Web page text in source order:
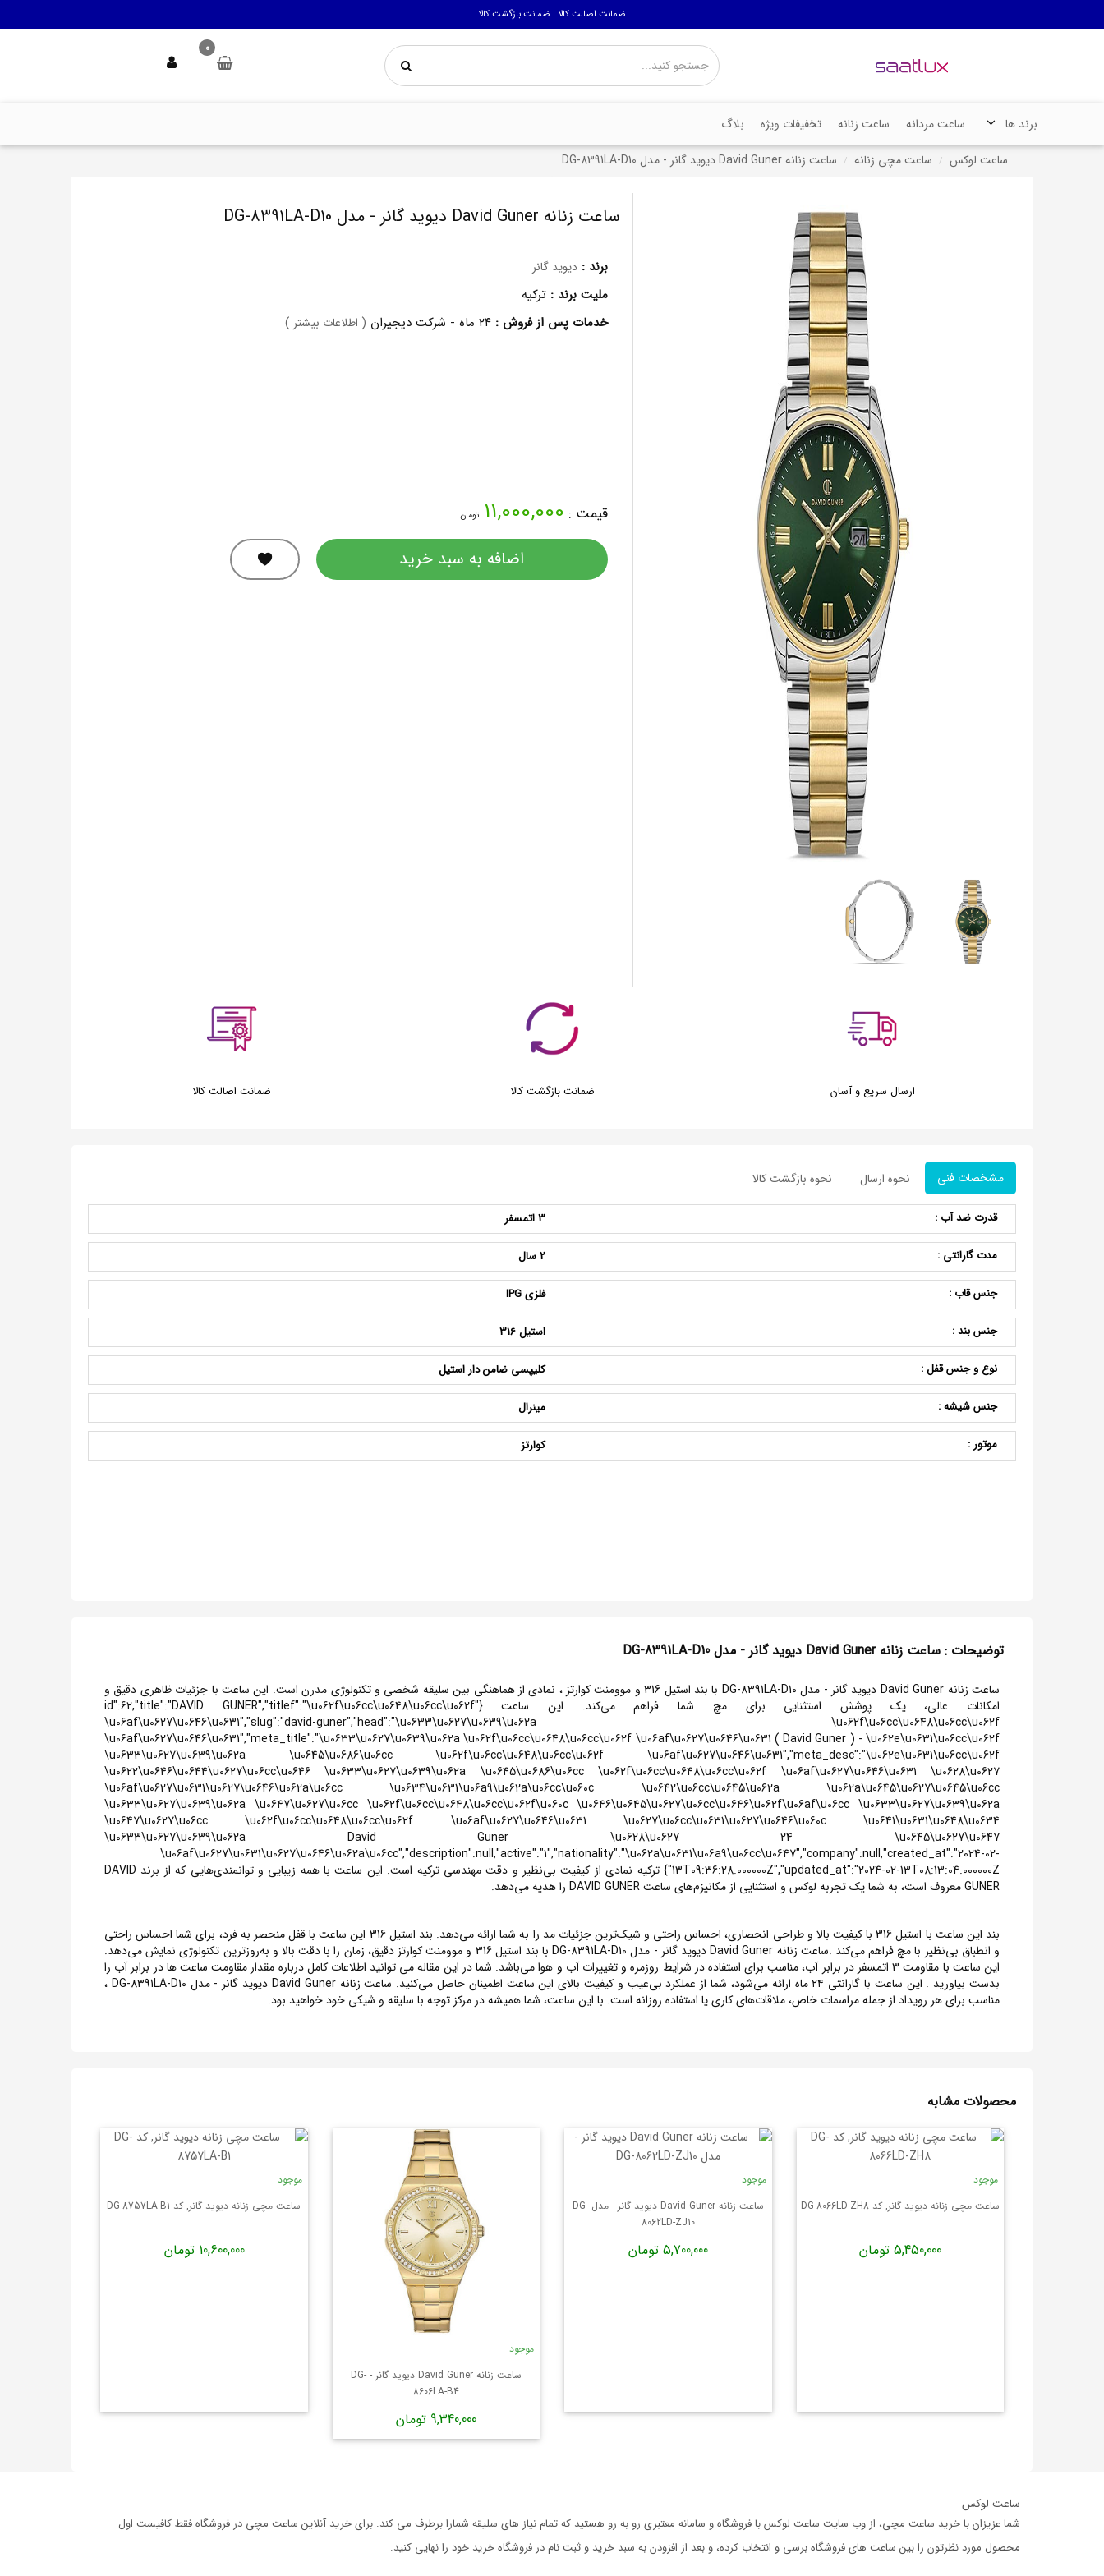
ضمانت اصالت کالا | ضمانت بازگشت کالا
0
برند ها ساعت مردانه ساعت زنانه تخفیفات ویژه
بلاگ
ساعت لوکس
ساعت مچی زنانه ساعت زنانه David Guner دیوید گانر - مدل DG-8391LA-D10
ساعت زنانه David Guner دیوید گانر - مدل DG-8391LA-D10
برند : دیوید گانر
ملیت برند :ترکیه
خدمات پس از فروش :۲۴ ماه - شرکت دیجیران ( اطلاعات بیشتر )
قیمت : 11,000,000 تومان
اضافه به سبد خرید
ارسال سریع و آسان ضمانت بازگشت کالا ضمانت اصالت کالا
مشخصات فنی نحوه ارسال نحوه بازگشت کالا
قدرت ضد آب : 3 اتمسفر
مدت گارانتی : 2 سال
جنس قاب : فلزی IPG
جنس بند : استیل 316
نوع و جنس قفل : کلیپسی ضامن دار استیل
جنس شیشه : مینرال
موتور : کوارتز
توضیحات : ساعت زنانه David Guner دیوید گانر - مدل DG-8391LA-D10
ساعت زنانه David Guner دیوید گانر - مدل DG-8391LA-D10 با بند استیل 316 و موومنت کوارتز ، نمادی از هماهنگی بین سلیقه شخصی و تکنولوژی مدرن است. این ساعت با جزئیات ظاهری دقیق و
امکانات عالی، یک پوشش استثنایی برای مچ شما فراهم می‌کند. این ساعت {"id":62,"title":"DAVID GUNER","titlef":"\u062f\u06cc\u0648\u06cc\u062f
\u06af\u0627\u0646\u0631","slug":"david-guner","head":"\u0633\u0627\u0639\u062a \u062f\u06cc\u0648\u06cc\u062f
\u06af\u0627\u0646\u0631","meta_title":"\u0633\u0627\u0639\u062a \u062f\u06cc\u0648\u06cc\u062f \u06af\u0627\u0646\u0631 ( David Guner ) - \u062e\u0631\u06cc\u062f
\u0633\u0627\u0639\u062a \u0645\u0686\u06cc \u062f\u06cc\u0648\u06cc\u062f \u06af\u0627\u0646\u0631","meta_desc":"\u062e\u0631\u06cc\u062f
\u0622\u0646\u0644\u0627\u06cc\u0646 \u0633\u0627\u0639\u062a \u0645\u0686\u06cc \u062f\u06cc\u0648\u06cc\u062f \u06af\u0627\u0646\u0631 \u0628\u0627
\u06af\u0627\u0631\u0627\u0646\u062a\u06cc \u0634\u0631\u06a9\u062a\u06cc\u060c \u0642\u06cc\u0645\u062a \u062a\u0645\u0627\u0645\u06cc
\u0633\u0627\u0639\u062a \u0647\u0627\u06cc \u062f\u06cc\u0648\u06cc\u062f\u060c \u0646\u0645\u0627\u06cc\u0646\u062f\u06af\u06cc \u0633\u0627\u0639\u062a
\u0647\u0627\u06cc \u062f\u06cc\u0648\u06cc\u062f \u06af\u0627\u0646\u0631 \u0627\u06cc\u0631\u0627\u0646\u060c \u0641\u0631\u0648\u0634
\u0633\u0627\u0639\u062a David Guner \u0628\u0627 24 \u0645\u0627\u0647
\u06af\u0627\u0631\u0627\u0646\u062a\u06cc","description":null,"active":"1","nationality":"\u062a\u0631\u06a9\u06cc\u0647","company":null,"created_at":"2024-02-
13T09:36:28.000000Z","updated_at":"2024-02-13T08:13:04.000000Z"} ترکیه نمادی از کیفیت بی‌نظیر و دقت مهندسی ترکیه است. این ساعت با همه زیبایی و توانمندی‌هایی که از برند DAVID
GUNER معروف است، به شما یک تجربه لوکس و استثنایی از مکانیزم‌های ساعت DAVID GUNER را هدیه می‌دهد.
بند این ساعت با استیل 316 با کیفیت بالا و طراحی انحصاری، احساس راحتی و شیک‌ترین جزئیات مد را به شما ارائه می‌دهد. بند استیل 316 این ساعت با قفل منحصر به فرد، برای شما احساس راحتی
و انطباق بی‌نظیر با مچ فراهم می‌کند .ساعت زنانه David Guner دیوید گانر - مدل DG-8391LA-D10 با بند استیل 316 و موومنت کوارتز دقیق، زمان را با دقت بالا و به‌روزترین تکنولوژی نمایش می‌دهد.
این ساعت با مقاومت 3 اتمسفر در برابر آب، مناسب برای استفاده در شرایط روزمره و تغییرات آب و هوا می‌باشد. شما در این مقاله می توانید اطلاعات کامل درباره مقدار مقاومت ساعت ها در برابر آب را
بدست بیاورید . این ساعت با گارانتی ۲۴ ماه ارائه می‌شود، شما از عملکرد بی‌عیب و کیفیت بالای این ساعت اطمینان حاصل می‌کنید. ساعت زنانه David Guner دیوید گانر - مدل DG-8391LA-D10 ،
مناسب برای هر رویداد از جمله مراسمات خاص، ملاقات‌های کاری یا استفاده روزانه است. با این ساعت، شما همیشه در مرکز توجه با سلیقه و شیکی خود خواهید بود.
محصولات مشابه
موجود
ساعت مچی زنانه دیوید گانر, کد DG-8066LD-ZH8
5,450,000 تومان
موجود
ساعت زنانه David Guner دیوید گانر - مدل DG-
8062LD-ZJ10
5,700,000 تومان
موجود
ساعت زنانه David Guner دیوید گانر - DG-
8606LA-B4
9,340,000 تومان
موجود
ساعت مچی زنانه دیوید گانر, کد DG-8757LA-B1
10,600,000 تومان
ساعت لوکس
شما عزیزان با خرید ساعت مچی، از وب سایت ساعت لوکس با فروشگاه و سامانه معتبری رو به رو هستید که تمام نیاز های سلیقه شمارا برطرف می کند. برای خرید آنلاین ساعت مچی در فروشگاه فقط کافیست اول
محصول مورد نظرتون را بین ساعت های فروشگاه برسی و انتخاب کرده، و بعد از افزودن به سبد خرید و ثبت نام در فروشگاه خرید خود را نهایی کنید.